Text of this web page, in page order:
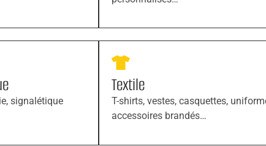
signalétique
Textile
T-shirts, vestes, casquettes,
accessoires brandés…